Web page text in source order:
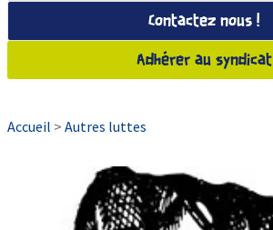
Contactez nous !
Adhérer au syndicat
Accueil > Autres luttes